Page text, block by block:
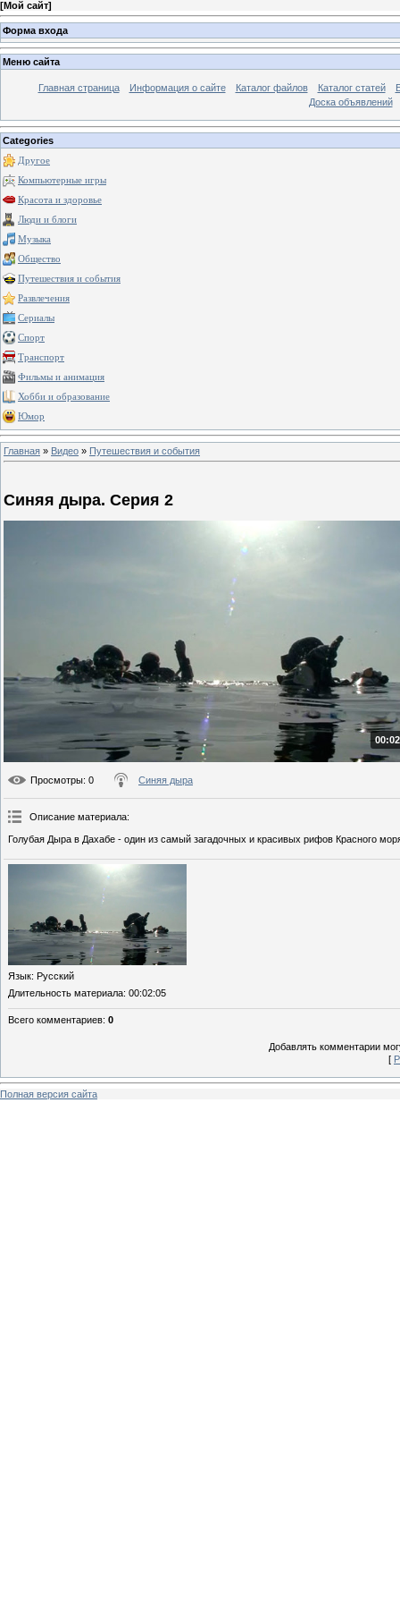
[Мой сайт]
Форма входа
Меню сайта
Главная страница Информация о сайте Каталог файлов Каталог статей
Доска объявлений
Categories
Другое
Компьютерные игры
Красота и здоровье
Люди и блоги
Музыка
Общество
Путешествия и события
Развлечения
Сериалы
Спорт
Транспорт
Фильмы и анимация
Хобби и образование
Юмор
Главная » Видео » Путешествия и события
Синяя дыра. Серия 2
Просмотры: 0 Синяя дыра
Описание материала:
Голубая Дыра в Дахабе - один из самый загадочных и красивых рифов Красного
Язык: Русский
Длительность материала: 00:02:05
Всего комментариев: 0
Добавлять комментарии
[
Полная версия сайта